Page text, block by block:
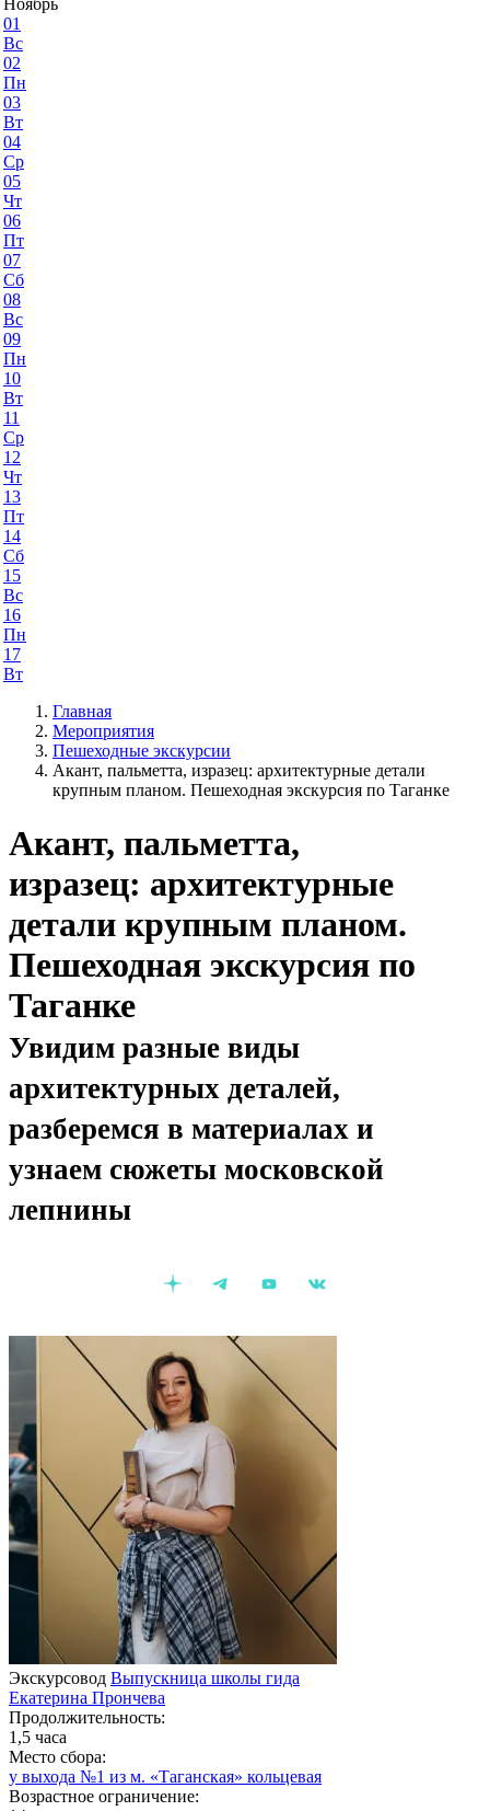
01
Вс
02
Пн
03
Вт
04
Ср
05
Чт
06
Пт
07
Сб
08
Вс
09
Пн
10
Вт
11
Ср
12
Чт
13
Пт
14
Сб
15
Вс
16
Пн
17
Вт
Главная
Мероприятия
Пешеходные экскурсии
Акант, пальметта, изразец: архитектурные детали
крупным планом. Пешеходная экскурсия по Таганке
Акант, пальметта,
изразец: архитектурные
детали крупным планом.
Пешеходная экскурсия по
Таганке
Увидим разные виды
архитектурных деталей,
разберемся в материалах и
узнаем сюжеты московской
лепнины
Экскурсовод Выпускница школы гида
Екатерина Прончева
Продолжительность:
1,5 часа
Место сбора:
у выхода №1 из м. «Таганская» кольцевая
Возрастное ограничение: